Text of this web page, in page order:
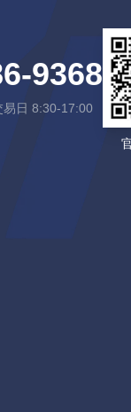
9368
易日 8:30-17:00